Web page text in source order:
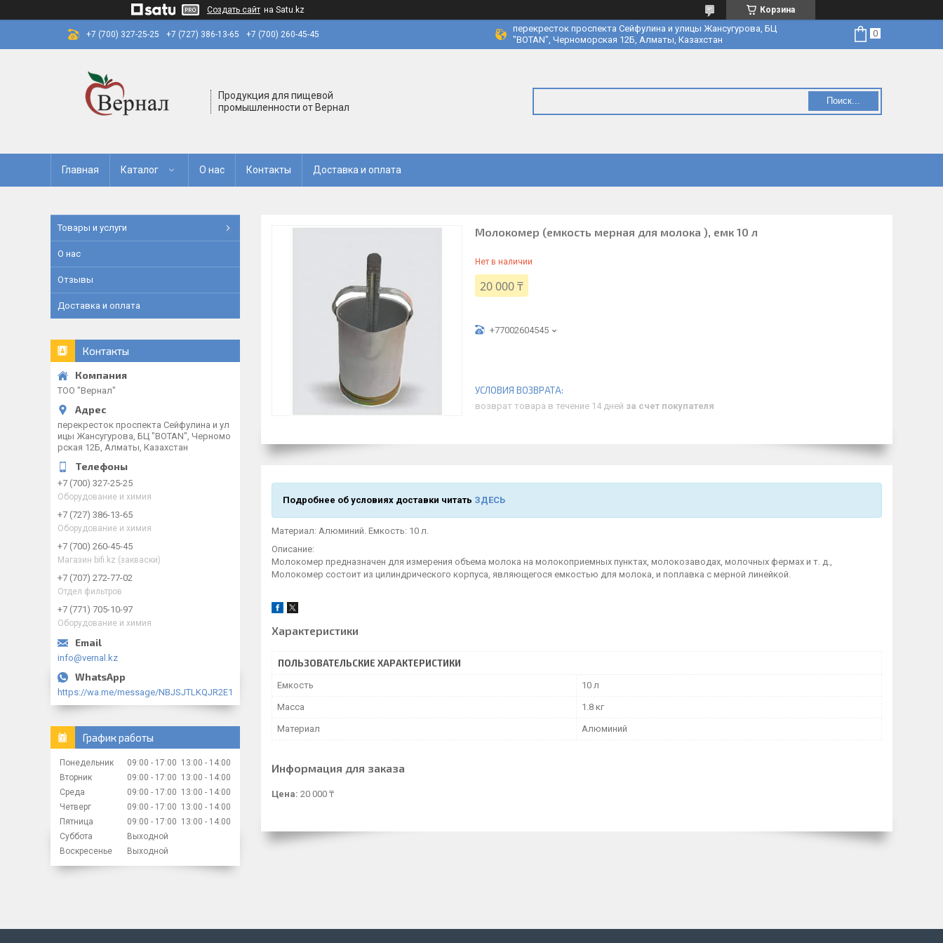
Создать сайт на Satu.kz Корзина
+7 (700) 327-25-25 +7 (727) 386-13-65 +7 (700) 260-45-45
перекресток проспекта Сейфулина и улицы Жансугурова, БЦ
"BOTAN", Черноморская 12Б, Алматы, Казахстан
Продукция для пищевой
промышленности от Вернал
Поиск...
Главная Каталог О нас Контакты Доставка и оплата
Молокомер (емкость мерная для молока ), емк 10 л
Нет в наличии
20 000 ₸
+77002604545
возврат товара в течение 14 дней за счет покупателя
Подробнее об условиях доставки читать ЗДЕСЬ
Материал: Алюминий. Емкость: 10 л.
Описание:
Молокомер предназначен для измерения объема молока на молокоприемных пунктах, молокозаводах, молочных фермах и т. д.,
Молокомер состоит из цилиндрического корпуса, являющегося емкостью для молока, и поплавка с мерной линейкой.
Характеристики
ПОЛЬЗОВАТЕЛЬСКИЕ ХАРАКТЕРИСТИКИ
Емкость 10 л
Масса 1.8 кг
Материал Алюминий
Информация для заказа
Цена: 20 000 ₸
Товары и услуги
О нас
Отзывы
Доставка и оплата
Контакты
ТОО "Вернал"
перекресток проспекта Сейфулина и ул
ицы Жансугурова, БЦ "BOTAN", Черномо
рская 12Б, Алматы, Казахстан
+7 (700) 327-25-25
Оборудование и химия
+7 (727) 386-13-65
Оборудование и химия
+7 (700) 260-45-45
Магазин bifi.kz (закваски)
+7 (707) 272-77-02
Отдел фильтров
+7 (771) 705-10-97
Оборудование и химия
info@vernal.kz
https://wa.me/message/NBJSJTLKQJR2E1
График работы
Понедельник 09:00 17:00 13:00
14:00
Вторник
09:00 17:00 13:00
14:00
Среда
09:00 17:00 13:00
14:00
Четверг
09:00 17:00 13:00
14:00
Пятница
09:00 17:00 13:00
14:00
Суббота
Выходной
Воскресенье
Выходной